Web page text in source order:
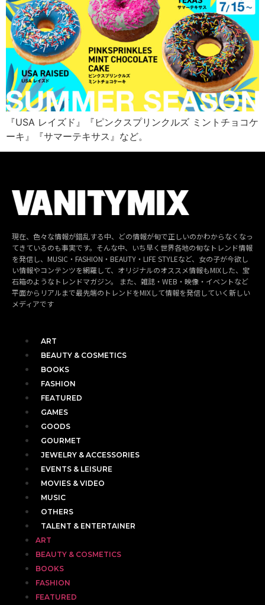
『USA レイズド』『ピンクスプリンクルズ ミントチョコケ
ーキ』『サマーテキサス』など。
現在、色々な情報が錯乱する中、どの情報が旬で正しいのかわからなくなっ
てきているのも事実です。そんな中、いち早く世界各地の旬なトレンド情報
を発信し、MUSIC・FASHION・BEAUTY・LIFE STYLEなど、女の子が今欲し
い情報やコンテンツを網羅して、オリジナルのオススメ情報もMIXした、宝
石箱のようなトレンドマガジン。 また、雑誌・WEB・映像・イベントなど
平面からリアルまで最先端のトレンドをMIXして情報を発信していく新しい
メディアです
ART
BEAUTY & COSMETICS
BOOKS
FASHION
FEATURED
GAMES
GOODS
GOURMET
JEWELRY & ACCESSORIES
EVENTS & LEISURE
MOVIES & VIDEO
MUSIC
OTHERS
TALENT & ENTERTAINER
ART
BEAUTY & COSMETICS
BOOKS
FASHION
FEATURED